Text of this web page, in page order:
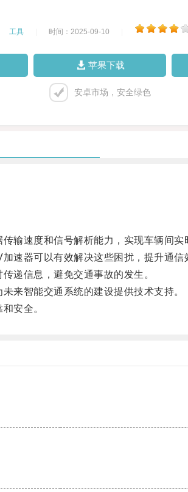
工具 时间：2025-09-10
苹果下载
安卓市场，安全绿色
速度和信号解析能力，实现车辆间实
器可以有效解决这些困扰，提升通信
递信息，避免交通事故的发生。
智能交通系统的建设提供技术支持。
安全。